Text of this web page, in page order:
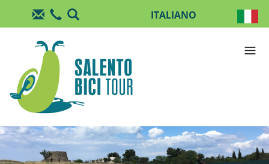
Salta al contenuto principale